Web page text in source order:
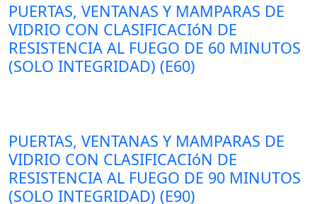
PUERTAS, VENTANAS Y MAMPARAS DE
VIDRIO CON CLASIFICACIóN DE
RESISTENCIA AL FUEGO DE 60 MINUTOS
(SOLO INTEGRIDAD) (E60)
PUERTAS, VENTANAS Y MAMPARAS DE
VIDRIO CON CLASIFICACIóN DE
RESISTENCIA AL FUEGO DE 90 MINUTOS
(SOLO INTEGRIDAD) (E90)